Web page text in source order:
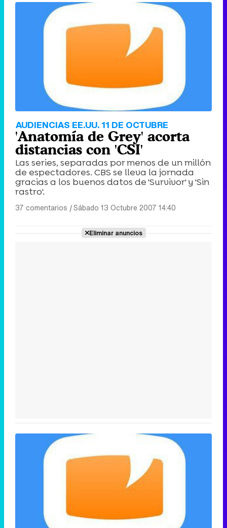
AUDIENCIAS EE.UU. 11 DE OCTUBRE
'Anatomía de Grey' acorta
distancias con 'CSI'
Las series, separadas por menos de un millón
de espectadores. CBS se lleva la jornada
gracias a los buenos datos de 'Survivor' y 'Sin
rastro'.
37 comentarios |Sábado 13 Octubre 2007 14:40
Eliminar anuncios